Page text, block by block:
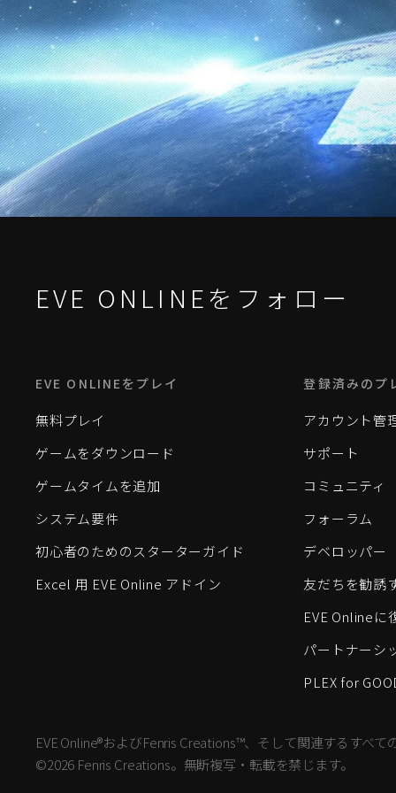
EVE ONLINEをフォロー
EVE ONLINEをプレイ
無料プレイ
ゲームをダウンロード
ゲームタイムを追加
システム要件
初心者のためのスターターガイド
Excel 用 EVE Online アドイン
登録済みのプ
アカウント管
サポート
コミュニティ
フォーラム
デベロッパー
友だちを勧誘
EVE Onlineに
パートナーシ
PLEX for
EVE Online®およびFenris Creations™、そして関連するすべ
©2026 Fenris Creations。無断複写・転載を禁じます。